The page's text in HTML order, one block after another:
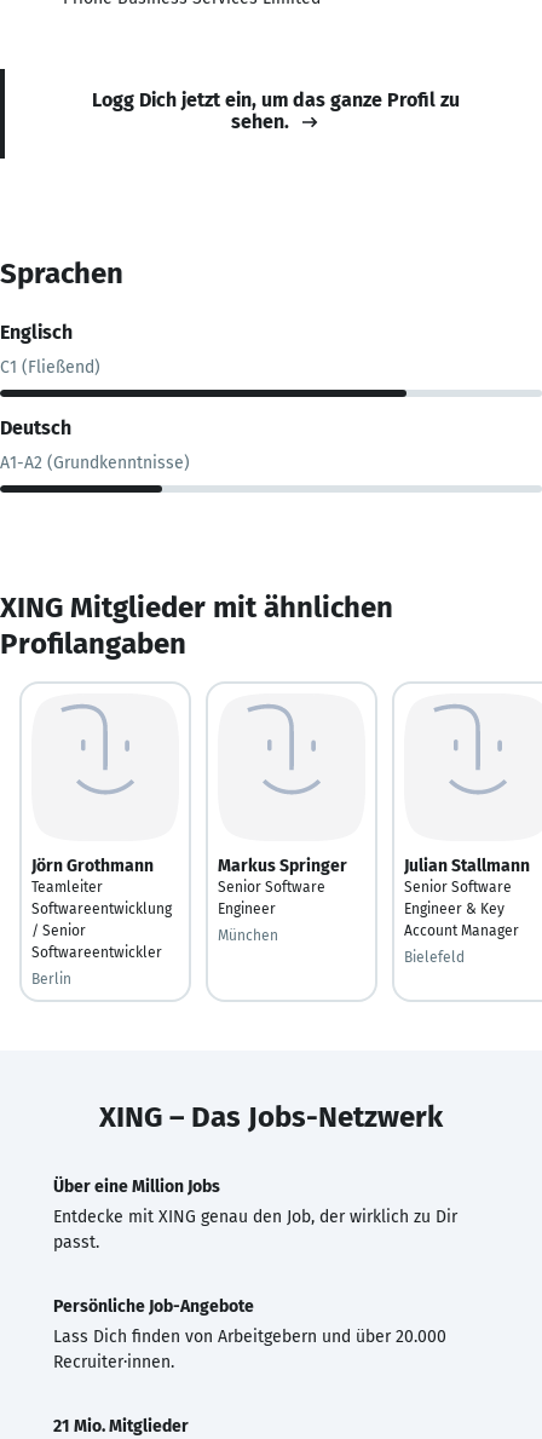
Logg Dich jetzt ein, um das ganze Profil zu
sehen.
Sprachen
Englisch
C1 (Fließend)
Deutsch
A1-A2 (Grundkenntnisse)
XING Mitglieder mit ähnlichen
Profilangaben
Jörn Grothmann
Teamleiter
Softwareentwicklung
/ Senior
Softwareentwickler
Berlin
Markus Springer
Senior Software
Engineer
München
Julian Stallmann
Senior Software
Engineer & Key
Account Manager
Bielefeld
XING – Das Jobs-Netzwerk
Über eine Million Jobs
Entdecke mit XING genau den Job, der wirklich zu Dir
passt.
Persönliche Job-Angebote
Lass Dich finden von Arbeitgebern und über 20.000
Recruiter·innen.
21 Mio. Mitglieder